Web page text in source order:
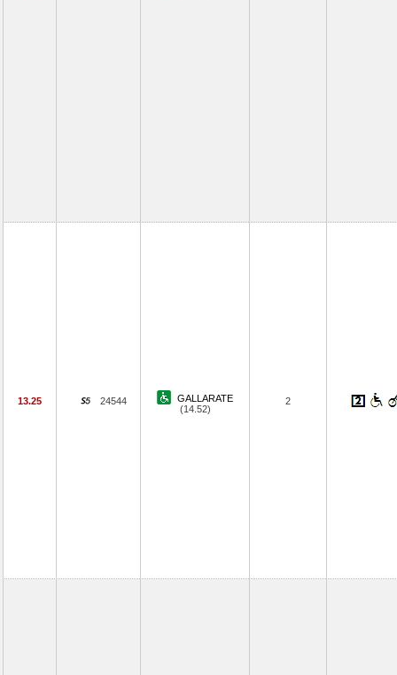
13.25 24544
GALLARATE
(14.52)
2